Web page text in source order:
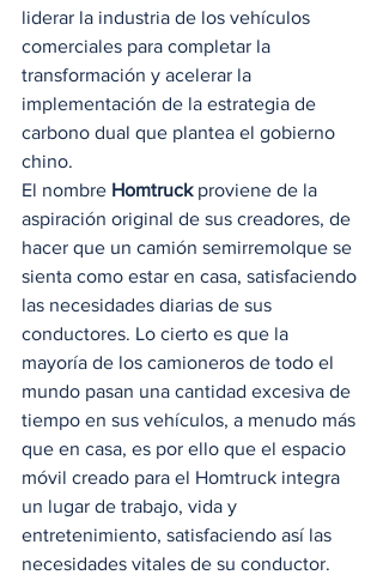
liderar la industria de los vehículos
comerciales para completar la
transformación y acelerar la
implementación de la estrategia de
carbono dual que plantea el gobierno
chino.
El nombre Homtruck proviene de la
aspiración original de sus creadores, de
hacer que un camión semirremolque se
sienta como estar en casa, satisfaciendo
las necesidades diarias de sus
conductores. Lo cierto es que la
mayoría de los camioneros de todo el
mundo pasan una cantidad excesiva de
tiempo en sus vehículos, a menudo más
que en casa, es por ello que el espacio
móvil creado para el Homtruck integra
un lugar de trabajo, vida y
entretenimiento, satisfaciendo así las
necesidades vitales de su conductor.